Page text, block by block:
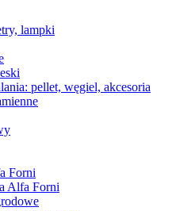
lampki
pellet, węgiel, akcesoria
Forni
Alfa Forni